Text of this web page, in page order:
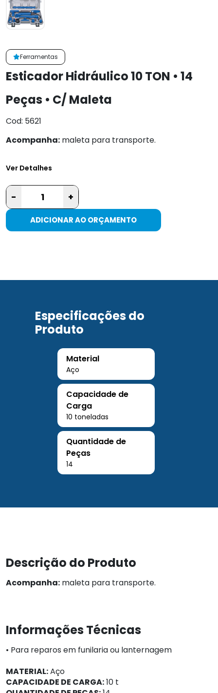
Ferramentas
Esticador Hidráulico 10 TON • 14
Peças • C/ Maleta
Cod: 5621
Acompanha: maleta para transporte.
Ver Detalhes
- +
ADICIONAR AO ORÇAMENTO
Especificações do
Produto
Material
Aço
Capacidade de
Carga
10 toneladas
Quantidade de
Peças
14
Descrição do Produto
Acompanha: maleta para transporte.
Informações Técnicas
• Para reparos em funilaria ou lanternagem
MATERIAL:Aço
CAPACIDADE DE CARGA:10 t